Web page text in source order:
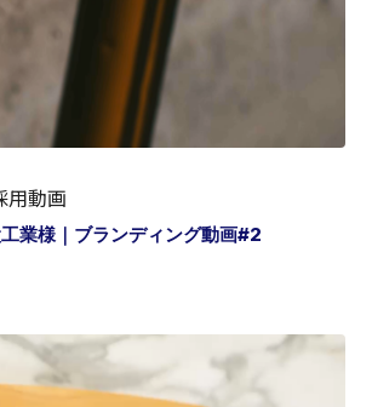
用動画
業様｜ブランディング動画#2